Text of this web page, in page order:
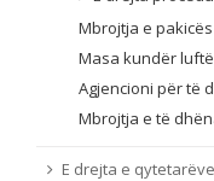
Mbrojtja e
Masa kundër
Agjencioni për të
Mbrojtja e të
E drejta e